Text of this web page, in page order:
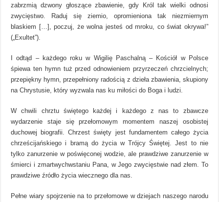
zabrzmią dzwony głoszące zbawienie, gdy Król tak wielki odnosi
zwycięstwo. Raduj się ziemio, opromieniona tak niezmiernym
blaskiem […], poczuj, że wolna jesteś od mroku, co świat okrywa!”
(„Exultet”).
I odtąd – każdego roku w Wigilię Paschalną – Kościół w Polsce
śpiewa ten hymn tuż przed odnowieniem przyrzeczeń chrzcielnych;
przepiękny hymn, przepełniony radością z dzieła zbawienia, skupiony
na Chrystusie, który wyzwala nas ku miłości do Boga i ludzi.
W chwili chrztu świętego każdej i każdego z nas to zbawcze
wydarzenie staje się przełomowym momentem naszej osobistej
duchowej biografii. Chrzest święty jest fundamentem całego życia
chrześcijańskiego i bramą do życia w Trójcy Świętej. Jest to nie
tylko zanurzenie w poświęconej wodzie, ale prawdziwe zanurzenie w
śmierci i zmartwychwstaniu Pana, w Jego zwycięstwie nad złem. To
prawdziwe źródło życia wiecznego dla nas.
Pełne wiary spojrzenie na to przełomowe w dziejach naszego narodu